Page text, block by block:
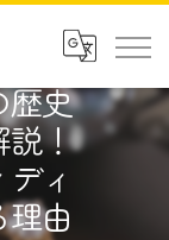
歴史
説！
ィ
由